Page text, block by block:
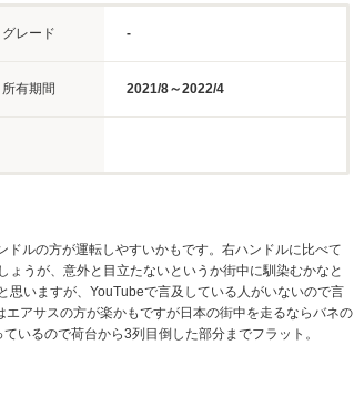
グレード -
所有期間 2021/8～2022/4
ルの方が運転しやすいかもです。右ハンドルに比べて
うが、意外と目立たないというか街中に馴染むかなと
思いますが、YouTubeで言及している人がいないので言
アサスの方が楽かもですが日本の街中を走るならバネの
いるので荷台から3列目倒した部分までフラット。